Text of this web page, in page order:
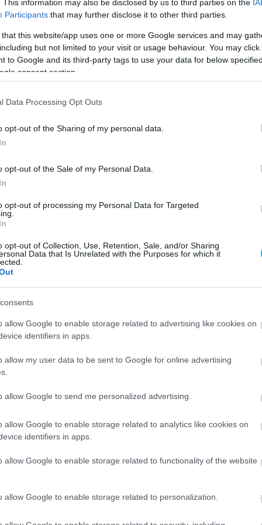
This information may also be disclosed by us to third parties on the
Participants that may further disclose it to other third parties.
that this website/app uses one or more Google services and may
but not limited to your visit or usage behaviour. You may
to Google and its third-party tags to use your data for below
consent section.
Data Processing Opt Outs
opt-out of the Sharing of my personal data.
opt-out of the Sale of my Personal Data.
opt-out of processing my Personal Data for Targeted
opt-out of Collection, Use, Retention, Sale, and/or Sharing
Data that Is Unrelated with the Purposes for which it
allow Google to enable storage related to advertising like cookies on
identifiers in apps.
allow my user data to be sent to Google for online advertising
allow Google to send me personalized advertising.
allow Google to enable storage related to analytics like cookies on
identifiers in apps.
allow Google to enable storage related to functionality of the website
allow Google to enable storage related to personalization.
βρέθηκε τα μεσάνυχτα της
την εμπειρία της στη Eurovision όσο καιγια τη
Γιώργο Λιβάνη.
της και σε όσους φίλους και συναδέλφους
«παρών».
γιατί είχε κλείσει ταξίδι. Έστειλε
επίσης δεν ήρθε, αλλά έστειλε
πως δεν υπήρξε καμία παρεξήγηση.
γάμου. Ο Χρήστος είναι πιο
Γαρυφαλλιά. Ούτε αυτός ήρθε στο γάμο,
η Ανδρομάχη δεν έκρυψε τον ενθουσιασμό
παντρευτεί άλλον άνθρωπο, περνάω
χαρακτηριστικά. Όσο για τη ζήλια και
«Το κινητό του το έψαξα τυχαία πριν από